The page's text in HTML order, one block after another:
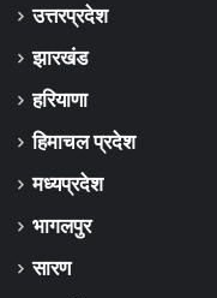
उत्तरप्रदेश
झारखंड
हरियाणा
हिमाचल प्रदेश
मध्यप्रदेश
भागलपुर
सारण